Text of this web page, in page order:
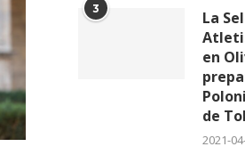
3
La
en
de
2021-